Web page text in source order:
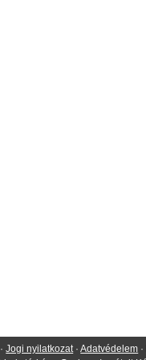
·Jogi nyilatkozat ·Adatvédelem ·